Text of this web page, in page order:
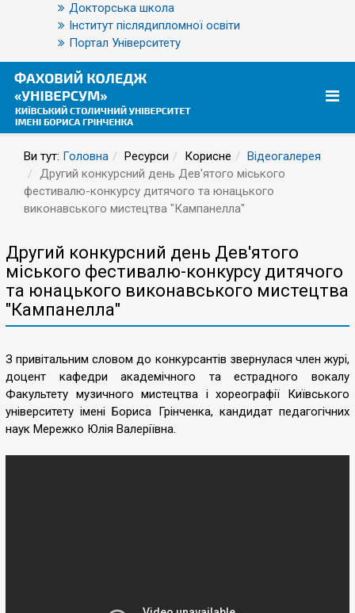
Докторська школа
Інститут післядипломної освіти
Портал Університету
Ви тут: Головна Ресурси Корисне
Відеогалерея
Другий конкурсний день Дев'ятого міського
фестивалю-конкурсу дитячого та юнацького
виконавського мистецтва "Кампанелла"
Другий конкурсний день Дев'ятого
міського фестивалю-конкурсу дитячого
та юнацького виконавського мистецтва
"Кампанелла"
З привітальним словом до конкурсантів звернулася член журі,
доцент кафедри академічного та естрадного вокалу
Факультету музичного мистецтва і хореографії Київського
університету імені Бориса Грінченка, кандидат педагогічних
наук Мережко Юлія Валеріївна.